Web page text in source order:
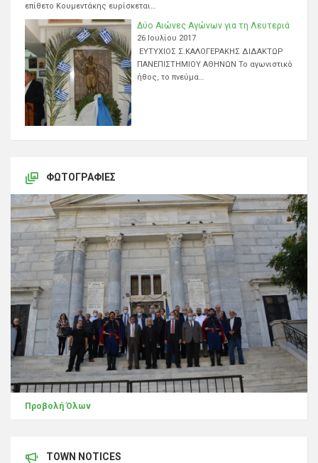
επίθετο Κουμεντάκης ευρίσκεται…
Δύο Αιώνες Αγώνων για τη Λευτεριά
26 Ιουλίου 2017
ΕΥΤΥΧΙΟΣ Σ.ΚΑΛΟΓΕΡΑΚΗΣ ΔΙΔΑΚΤΩΡ
ΠΑΝΕΠΙΣΤΗΜΙΟΥ ΑΘΗΝΩΝ Το αγωνιστικό
ήθος, το πνεύμα…
ΦΩΤΟΓΡΑΦΊΕΣ
Προβολή Όλων
TOWN NOTICES